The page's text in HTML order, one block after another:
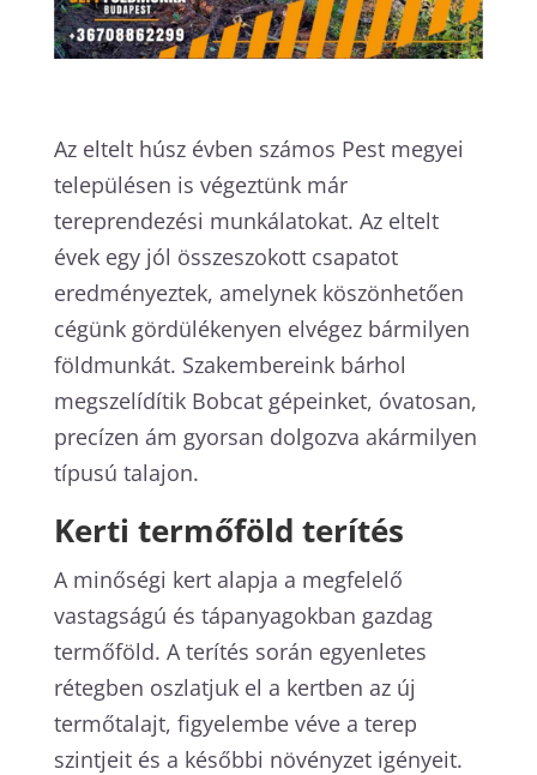
Az eltelt húsz évben számos Pest megyei
településen is végeztünk már
tereprendezési munkálatokat. Az eltelt
évek egy jól összeszokott csapatot
eredményeztek, amelynek köszönhetően
cégünk gördülékenyen elvégez bármilyen
földmunkát. Szakembereink bárhol
megszelídítik Bobcat gépeinket, óvatosan,
precízen ám gyorsan dolgozva akármilyen
típusú talajon.
Kerti termőföld terítés
A minőségi kert alapja a megfelelő
vastagságú és tápanyagokban gazdag
termőföld. A terítés során egyenletes
rétegben oszlatjuk el a kertben az új
termőtalajt, figyelembe véve a terep
szintjeit és a későbbi növényzet igényeit.